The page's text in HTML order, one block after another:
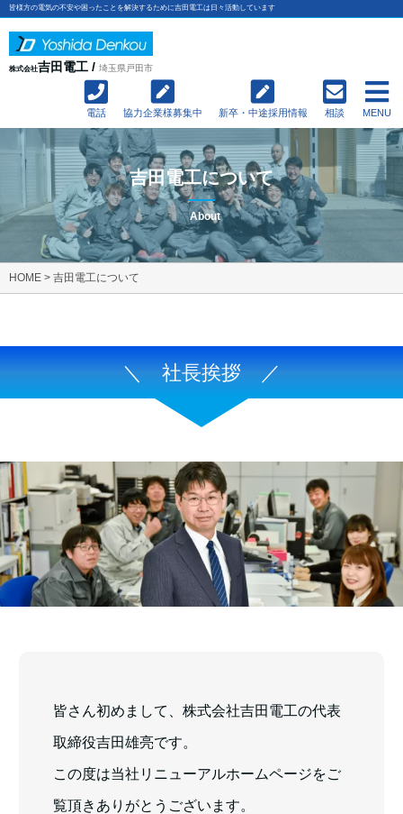
皆様方の電気の不安や困ったことを解決するために吉田電工は日々活動しています
株式会社吉田電工 / 埼玉県戸田市
電話 協力企業様募集中 新卒・中途採用情報 相談 MENU
吉田電工について
About
HOME > 吉田電工について
＼ 社長挨拶 ／
皆さん初めまして、株式会社吉田電工の代表
取締役吉田雄亮です。
この度は当社リニューアルホームページをご
覧頂きありがとうございます。